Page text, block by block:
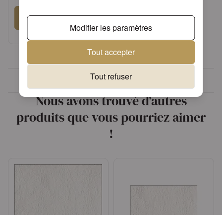
Modifier les paramètres
Tout accepter
Tout refuser
Se connecter
Demander un compte
Plus de 30 ans d'expérience
Nous avons trouvé d'autres
produits que vous pourriez aimer
!